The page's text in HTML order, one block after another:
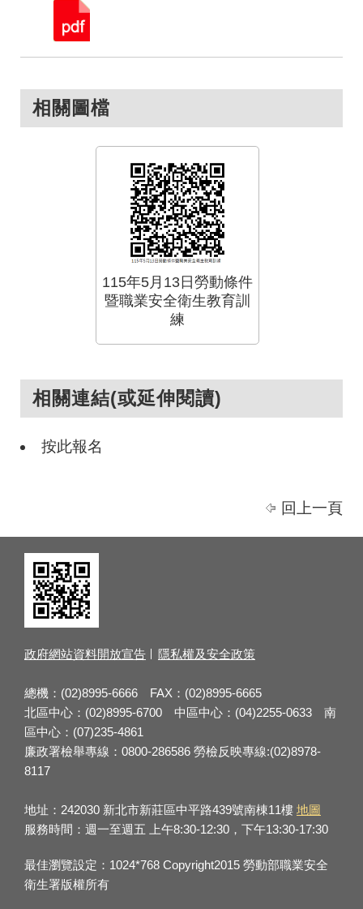
相關圖檔
115年5月13日勞動條件
暨職業安全衛生教育訓
練
相關連結(或延伸閱讀)
按此報名
回上一頁
政府網站資料開放宣告 隱私權及安全政策
總機：(02)8995-6666 FAX：(02)8995-6665
北區中心：(02)8995-6700 中區中心：(04)2255-0633 南
區中心：(07)235-4861
廉政署檢舉專線：0800-286586 勞檢反映專線:(02)8978-
8117
地址：242030 新北市新莊區中平路439號南棟11樓 地圖
服務時間：週一至週五 上午8:30-12:30，下午13:30-17:30
最佳瀏覽設定：1024*768 Copyright2015 勞動部職業安全
衛生署版權所有